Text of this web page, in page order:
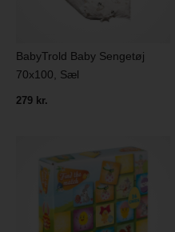
BabyTrold Baby Sengetøj
70x100, Sæl
279 kr.